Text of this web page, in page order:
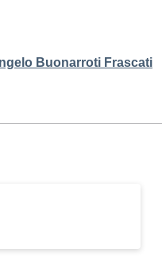
Buonarroti Frascati